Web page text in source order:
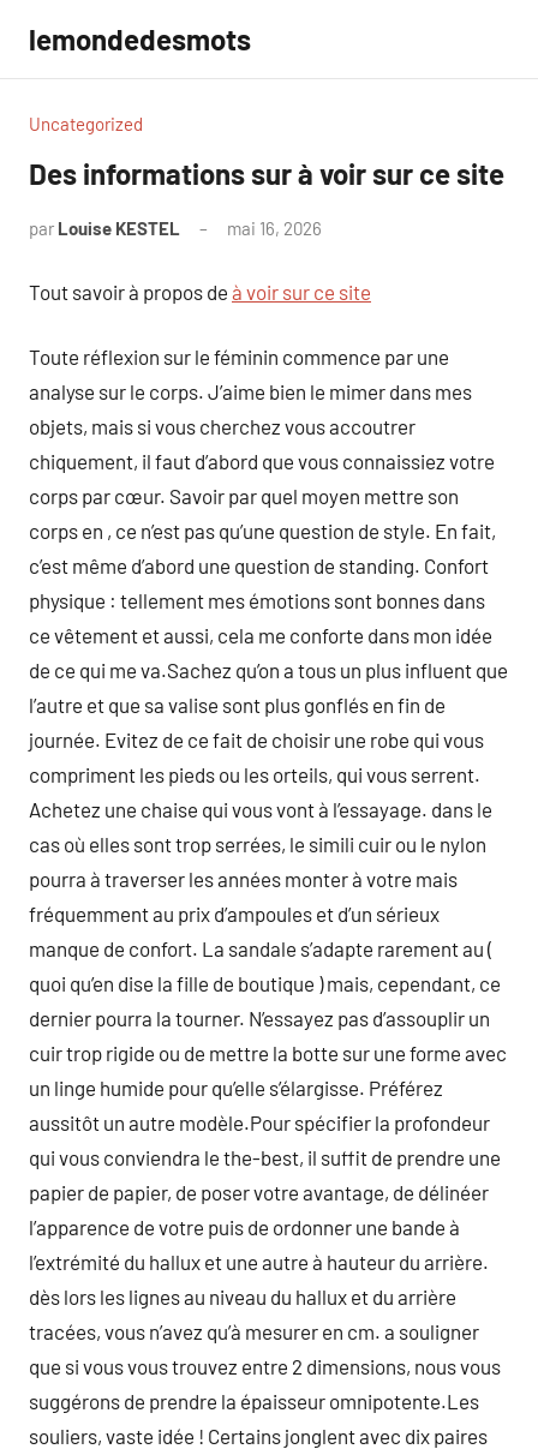
contenu
lemondedesmots
Uncategorized
Des informations sur à voir sur ce site
par Louise KESTEL mai 16, 2026
Tout savoir à propos de à voir sur ce site
Toute réflexion sur le féminin commence par une
analyse sur le corps. J’aime bien le mimer dans mes
objets, mais si vous cherchez vous accoutrer
chiquement, il faut d’abord que vous connaissiez votre
corps par cœur. Savoir par quel moyen mettre son
corps en , ce n’est pas qu’une question de style. En fait,
c’est même d’abord une question de standing. Confort
physique : tellement mes émotions sont bonnes dans
ce vêtement et aussi, cela me conforte dans mon idée
de ce qui me va.Sachez qu’on a tous un plus influent que
l’autre et que sa valise sont plus gonflés en fin de
journée. Evitez de ce fait de choisir une robe qui vous
compriment les pieds ou les orteils, qui vous serrent.
Achetez une chaise qui vous vont à l’essayage. dans le
cas où elles sont trop serrées, le simili cuir ou le nylon
pourra à traverser les années monter à votre mais
fréquemment au prix d’ampoules et d’un sérieux
manque de confort. La sandale s’adapte rarement au (
quoi qu’en dise la fille de boutique ) mais, cependant, ce
dernier pourra la tourner. N’essayez pas d’assouplir un
cuir trop rigide ou de mettre la botte sur une forme avec
un linge humide pour qu’elle s’élargisse. Préférez
aussitôt un autre modèle.Pour spécifier la profondeur
qui vous conviendra le the-best, il suffit de prendre une
papier de papier, de poser votre avantage, de délinéer
l’apparence de votre puis de ordonner une bande à
l’extrémité du hallux et une autre à hauteur du arrière.
dès lors les lignes au niveau du hallux et du arrière
tracées, vous n’avez qu’à mesurer en cm. a souligner
que si vous vous trouvez entre 2 dimensions, nous vous
suggérons de prendre la épaisseur omnipotente.Les
souliers, vaste idée ! Certains jonglent avec dix paires